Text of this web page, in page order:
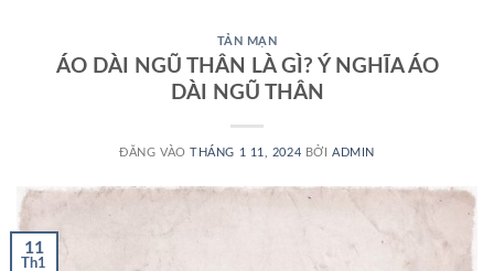
TẢN MẠN
ÁO DÀI NGŨ THÂN LÀ GÌ? Ý NGHĨA ÁO
DÀI NGŨ THÂN
ĐĂNG VÀOTHÁNG 1 11, 2024 BỞI ADMIN
11
Th1